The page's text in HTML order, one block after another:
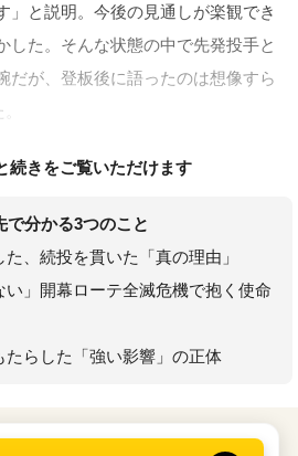
」と説明。今後の見通しが楽観でき
した。そんな状態の中で先発投手と
だが、登板後に語ったのは想像すら
続きをご覧いただけます
で分かる3つのこと
、続投を貫いた「真の理由」
い」開幕ローテ全滅危機で抱く使命
らした「強い影響」の正体